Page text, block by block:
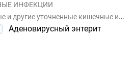
ИНФЕКЦИИ
другие уточненные кишечные инфекции
Аденовирусный энтерит